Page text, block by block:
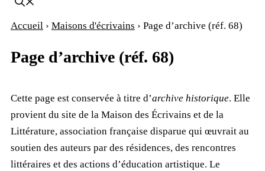
Accueil › Maisons d'écrivains › Page d’archive (réf. 68)
Page d’archive (réf. 68)
Cette page est conservée à titre d’archive historique. Elle
provient du site de la Maison des Écrivains et de la
Littérature, association française disparue qui œuvrait au
soutien des auteurs par des résidences, des rencontres
littéraires et des actions d’éducation artistique. Le